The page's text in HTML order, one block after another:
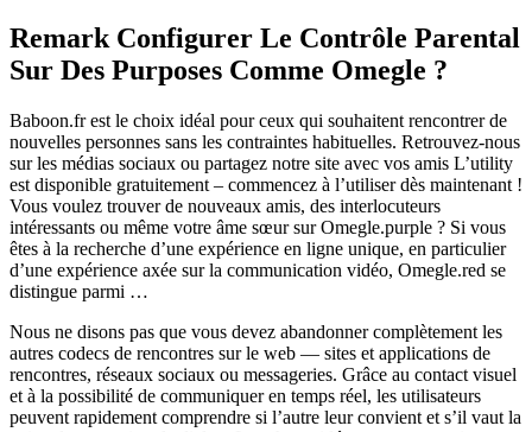
Remark Configurer Le Contrôle Parental
Sur Des Purposes Comme Omegle ?
Baboon.fr est le choix idéal pour ceux qui souhaitent rencontrer de
nouvelles personnes sans les contraintes habituelles. Retrouvez-nous
sur les médias sociaux ou partagez notre site avec vos amis L’utility
est disponible gratuitement – commencez à l’utiliser dès maintenant !
Vous voulez trouver de nouveaux amis, des interlocuteurs
intéressants ou même votre âme sœur sur Omegle.purple ? Si vous
êtes à la recherche d’une expérience en ligne unique, en particulier
d’une expérience axée sur la communication vidéo, Omegle.red se
distingue parmi …
Nous ne disons pas que vous devez abandonner complètement les
autres codecs de rencontres sur le web — sites et applications de
rencontres, réseaux sociaux ou messageries. Grâce au contact visuel
et à la possibilité de communiquer en temps réel, les utilisateurs
peuvent rapidement comprendre si l’autre leur convient et s’il vaut la